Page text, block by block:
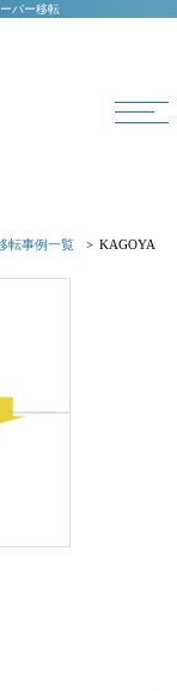
バー移転
転事例一覧 KAGOYA